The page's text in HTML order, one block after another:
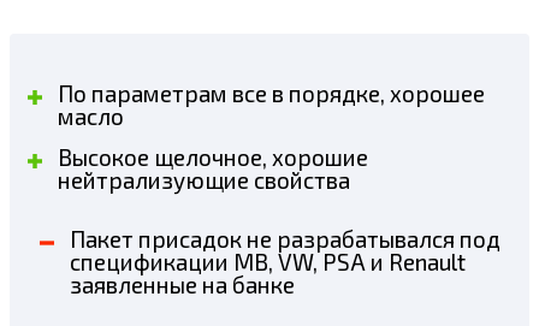
По параметрам все в порядке, хорошее
масло
Высокое щелочное, хорошие
нейтрализующие свойства
Пакет присадок не разрабатывался под
спецификации MB, VW, PSA и Renault
заявленные на банке